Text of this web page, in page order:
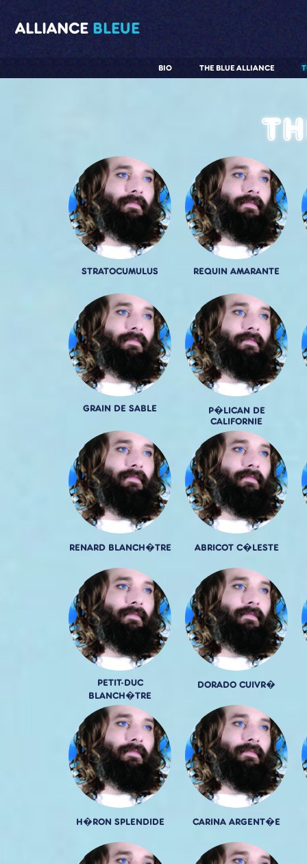
ALLIANCE BLEUE
THE BLUE ALLIANCE
BIO
STRATOCUMULUS REQUIN AMARANTE
GRAIN DE SABLE
P�LICAN DE
CALIFORNIE
RENARD BLANCH�TRE ABRICOT C�LESTE
PETIT-DUC
BLANCH�TRE
DORADO CUIVR�
H�RON SPLENDIDE CARINA ARGENT�E